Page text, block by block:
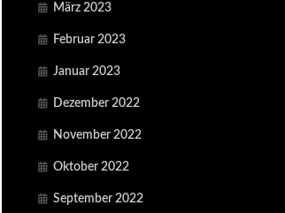
März 2023
Februar 2023
Januar 2023
Dezember 2022
November 2022
Oktober 2022
September 2022